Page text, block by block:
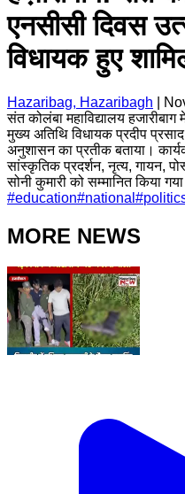
एनसीसी दिवस
विधायक हुए
Hazaribag, Hazaribagh
संत कोलंबा महाविद्यालय
मुख्य अतिथि विधायक प्रदीप
अनुशासन का प्रतीक बताया।
सांस्कृतिक प्रदर्शन, नृत्य, गायन,
सोनी कुमारी को सम्मानित किया
#education#national #
MORE NEWS